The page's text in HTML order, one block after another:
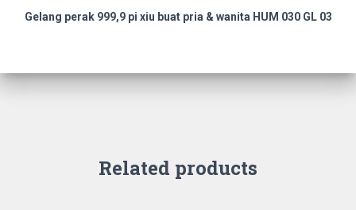
Gelang perak 999,9 pi xiu buat pria & wanita HUM 030 GL 03
Related products